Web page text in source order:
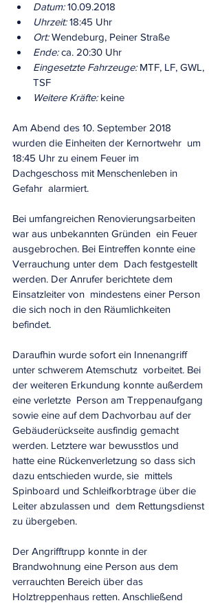
Datum: 10.09.2018
Uhrzeit: 18:45 Uhr
Ort: Wendeburg, Peiner Straße
Ende: ca. 20:30 Uhr
Eingesetzte Fahrzeuge: MTF, LF, GWL,
TSF
Weitere Kräfte: keine
Am Abend des 10. September 2018
wurden die Einheiten der Kernortwehr  um
18:45 Uhr zu einem Feuer im
Dachgeschoss mit Menschenleben in
Gefahr  alarmiert.
Bei umfangreichen Renovierungsarbeiten
war aus unbekannten Gründen  ein Feuer
ausgebrochen. Bei Eintreffen konnte eine
Verrauchung unter dem  Dach festgestellt
werden. Der Anrufer berichtete dem
Einsatzleiter von  mindestens einer Person
die sich noch in den Räumlichkeiten
befindet.
Daraufhin wurde sofort ein Innenangriff
unter schwerem Atemschutz  vorbeitet. Bei
der weiteren Erkundung konnte außerdem
eine verletzte  Person am Treppenaufgang
sowie eine auf dem Dachvorbau auf der
Gebäuderückseite ausfindig gemacht
werden. Letztere war bewusstlos und
hatte eine Rückenverletzung so dass sich
dazu entschieden wurde, sie  mittels
Spinboard und Schleifkorbtrage über die
Leiter abzulassen und  dem Rettungsdienst
zu übergeben.
Der Angrifftrupp konnte in der
Brandwohnung eine Person aus dem
verrauchten Bereich über das
Holztreppenhaus retten. Anschließend